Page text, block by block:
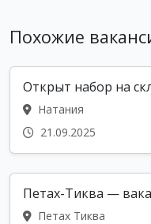
Похожие
Открыт набор на
Натания
21.09.2025
Петах-Тиква —
Петах Тиква